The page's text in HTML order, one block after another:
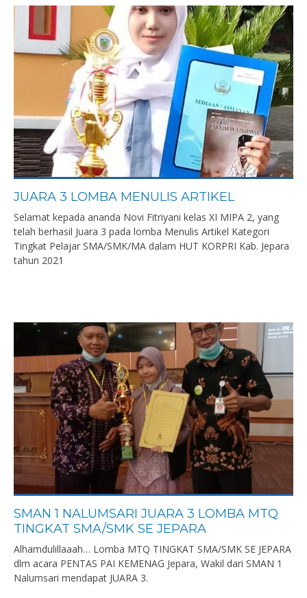
JUARA 3 LOMBA MENULIS ARTIKEL
Selamat kepada ananda Novi Fitriyani kelas XI MIPA 2, yang
telah berhasil Juara 3 pada lomba Menulis Artikel Kategori
Tingkat Pelajar SMA/SMK/MA dalam HUT KORPRI Kab. Jepara
tahun 2021
SMAN 1 NALUMSARI JUARA 3 LOMBA MTQ
TINGKAT SMA/SMK SE JEPARA
Alhamdulillaaah… Lomba MTQ TINGKAT SMA/SMK SE JEPARA
dlm acara PENTAS PAI KEMENAG Jepara, Wakil dari SMAN 1
Nalumsari mendapat JUARA 3.